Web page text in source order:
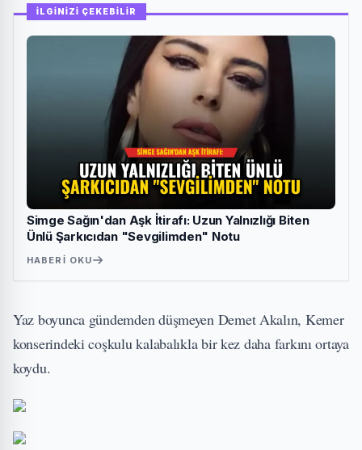
İLGİNİZİ ÇEKEBİLİR
Simge Sağın'dan Aşk İtirafı: Uzun Yalnızlığı Biten
Ünlü Şarkıcıdan "Sevgilimden" Notu
HABERI OKU
Yaz boyunca gündemden düşmeyen Demet Akalın, Kemer
konserindeki coşkulu kalabalıkla bir kez daha farkını ortaya
koydu.